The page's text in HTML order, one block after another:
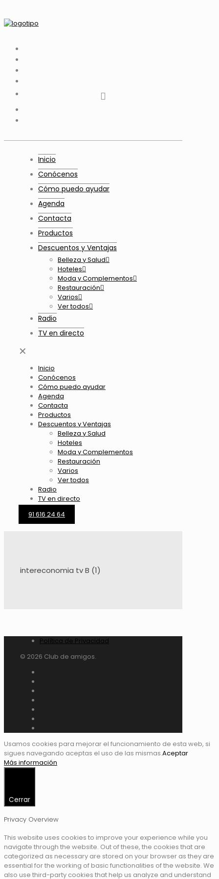
Youtube
Inicio
Conócenos
Cómo puedo ayudar
Agenda
Contacta
Productos
Descuentos y Ventajas
Belleza y Salud
Hoteles
Moda y Complementos
Restauración
Varios
Ver todos
Radio
TV en directo
✕
Inicio
Conócenos
Cómo puedo ayudar
Agenda
Contacta
Productos
Descuentos y Ventajas
Belleza y Salud
Hoteles
Moda y Complementos
Restauración
Varios
Ver todos
Radio
TV en directo
91 616 24 64
intereconomia tv B (1)
Política de Privacidad
© 2026 Club de amigos.
Usamos cookies para mejorar el funcionamiento de esta web, si
sigues navegando aceptas el uso de las mismas.Aceptar
Más información
Cerrar
Privacy Overview
This website uses cookies to improve your experience while you
navigate through the website. Out of these, the cookies that are
categorized as necessary are stored on your browser as they are
essential for the working of basic functionalities of the website. We
also use third-party cookies that help us analyze and understand